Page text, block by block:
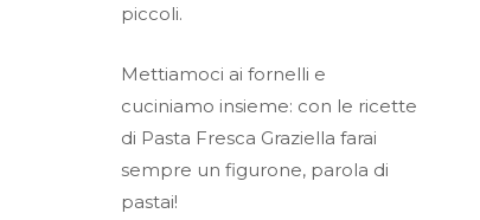
piccoli.
Mettiamoci ai fornelli e
cuciniamo insieme: con le ricette
di Pasta Fresca Graziella farai
sempre un figurone, parola di
pastai!